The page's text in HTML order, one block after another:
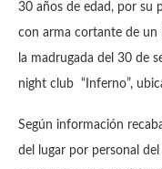
30 años de edad, por su
con arma cortante de un
la madrugada del 30 de
night club “Inferno”,
Según información
del lugar por personal